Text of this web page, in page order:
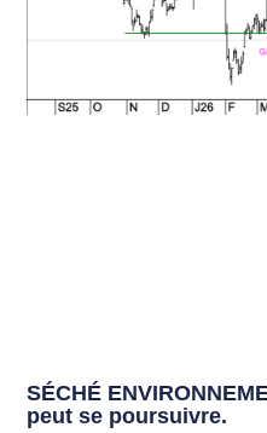
SÉCHÉ
peut se poursuivre.